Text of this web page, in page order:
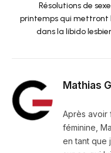
Résolutions de
printemps qui mettront
dans la libido
Mathias
Après avoir
féminine,
en tant que